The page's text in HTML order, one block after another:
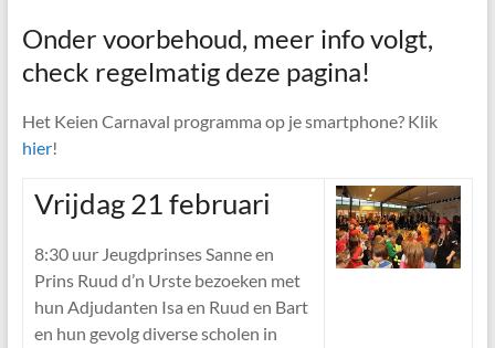
De
Keien
Onder voorbehoud, meer info volgt,
check regelmatig deze pagina!
Het Keien Carnaval programma op je smartphone? Klik
hier!
Vrijdag 21 februari
8:30 uur Jeugdprinses Sanne en
Prins Ruud d’n Urste bezoeken met
hun Adjudanten Isa en Ruud en Bart
en hun gevolg diverse scholen in